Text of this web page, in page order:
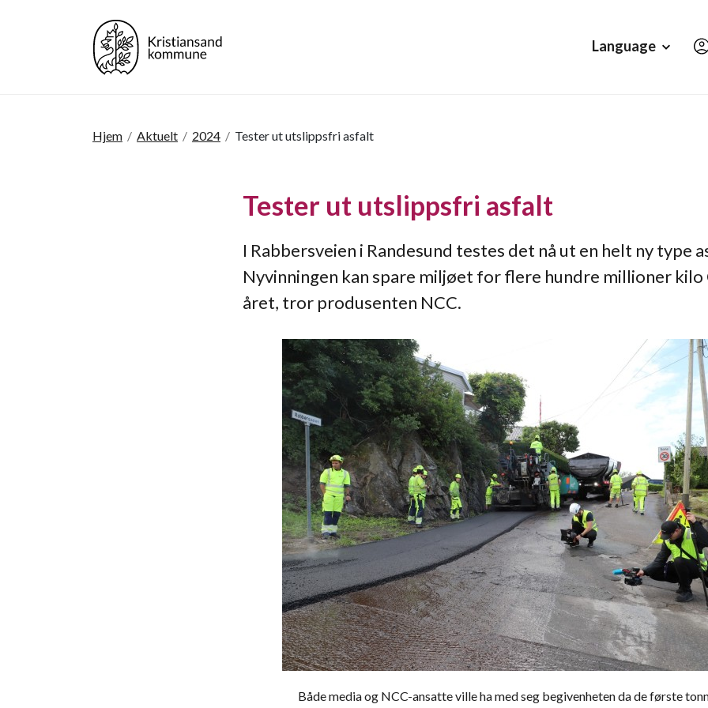
Language
Hjem / Aktuelt / 2024 / Tester ut utslippsfri asfalt
Tester ut utslippsfri asfalt
I Rabbersveien i Randesund testes det nå ut en helt ny type
Nyvinningen kan spare miljøet for flere hundre millioner
året, tror produsenten NCC.
Både media og NCC-ansatte ville ha med seg begivenheten da de første